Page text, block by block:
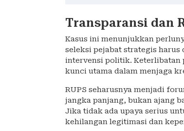
Transparansi dan
Kasus ini menunjukkan
seleksi pejabat strategis
intervensi politik. Keterlibatan
kunci utama dalam menjaga
RUPS seharusnya menjadi
jangka panjang, bukan ajang
Jika tidak ada upaya serius
kehilangan legitimasi dan